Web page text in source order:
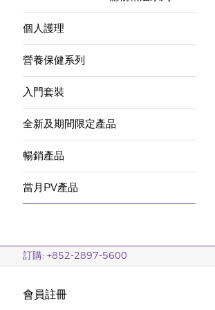
個人護理
營養保健系列
入門套裝
全新及期間限定產品
暢銷產品
當月PV產品
訂購: +852-2897-5600
會員註冊